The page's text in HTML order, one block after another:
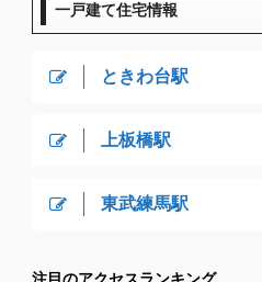
一戸建て住宅情報
ときわ台駅
上板橋駅
東武練馬駅
注目のアクセスランキング